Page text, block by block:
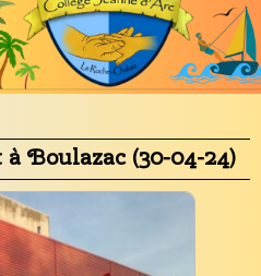
collège▼
générales
Boulazac (30-04-24)